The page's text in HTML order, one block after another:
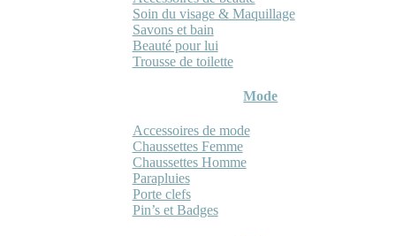
Soin du visage & Maquillage
Savons et bain
Beauté pour lui
Trousse de toilette
Mode
Accessoires de mode
Chaussettes Femme
Chaussettes Homme
Parapluies
Porte clefs
Pin’s et Badges